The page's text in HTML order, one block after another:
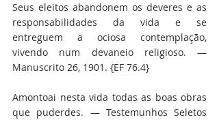
Seus eleitos abandonem os deveres e as
responsabilidades da vida e se
entreguem a ociosa contemplação,
vivendo num devaneio religioso. —
Manuscrito 26, 1901. {EF 76.4}
Amontoai nesta vida todas as boas obras
que puderdes. — Testemunhos Seletos